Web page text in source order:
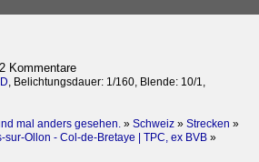
Kommentare
, Belichtungsdauer: 1/160, Blende: 10/1,
mal anders gesehen. » Schweiz » Strecken »
sur-Ollon - Col-de-Bretaye | TPC, ex BVB »